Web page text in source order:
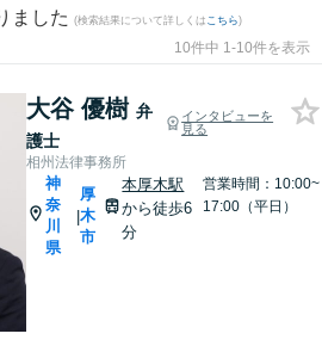
ました (検索結果について詳しくは こちら)
10件中 1-10件を表示
大谷 優樹 弁
護士
インタビューを
見る
相州法律事務所
神
奈
川
県
|
厚
木
市
本厚木駅
から徒歩6
分
営業時間：10:00~
17:00（平日）